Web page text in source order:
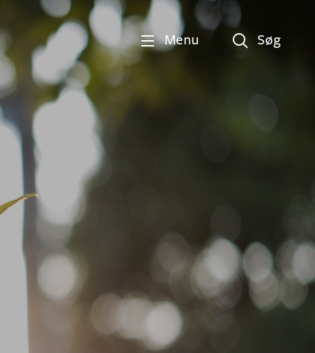
Menu Søg